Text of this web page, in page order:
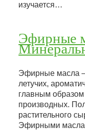
изучается…
Эфирные
Эфирные масла
летучих,
главным
производных.
растительного
Эфирными